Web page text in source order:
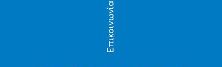
Επικοινωνία